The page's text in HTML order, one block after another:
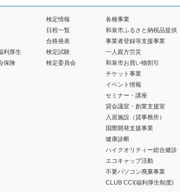
利厚生
保険
検定情報
日程一覧
合格発表
検定試験
検定委員会
各種事業
和泉市ふるさと納税品提供
事業者登録等支援事業
一人親方労災
和泉市お買い物割引
チケット事業
イベント情報
セミナー・講座
貸会議室・創業支援室
入居施設（貸事務所）
国際開発支援事業
健康診断
ハイクオリティー総合健診
エコキャップ活動
不要パソコン廃棄事業
CLUB CCI(福利厚生制度)